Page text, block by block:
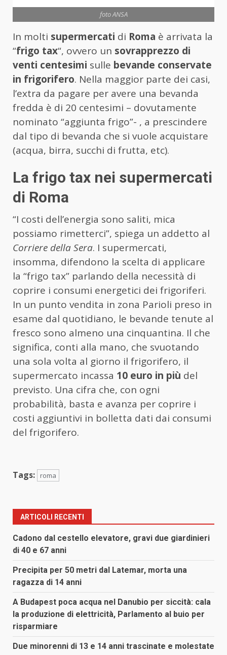
foto ANSA
In molti supermercati di Roma è arrivata la
“frigo tax“, ovvero un sovrapprezzo di
venti centesimi sulle bevande conservate
in frigorifero. Nella maggior parte dei casi,
l’extra da pagare per avere una bevanda
fredda è di 20 centesimi – dovutamente
nominato “aggiunta frigo”- , a prescindere
dal tipo di bevanda che si vuole acquistare
(acqua, birra, succhi di frutta, etc).
La frigo tax nei supermercati
di Roma
“I costi dell’energia sono saliti, mica
possiamo rimetterci”, spiega un addetto al
Corriere della Sera. I supermercati,
insomma, difendono la scelta di applicare
la “frigo tax” parlando della necessità di
coprire i consumi energetici dei frigoriferi.
In un punto vendita in zona Parioli preso in
esame dal quotidiano, le bevande tenute al
fresco sono almeno una cinquantina. Il che
significa, conti alla mano, che svuotando
una sola volta al giorno il frigorifero, il
supermercato incassa 10 euro in più del
previsto. Una cifra che, con ogni
probabilità, basta e avanza per coprire i
costi aggiuntivi in bolletta dati dai consumi
del frigorifero.
Tags: roma
ARTICOLI RECENTI
Cadono dal cestello elevatore, gravi due giardinieri
di 40 e 67 anni
Precipita per 50 metri dal Latemar, morta una
ragazza di 14 anni
A Budapest poca acqua nel Danubio per siccità: cala
la produzione di elettricità, Parlamento al buio per
risparmiare
Due minorenni di 13 e 14 anni trascinate e molestate